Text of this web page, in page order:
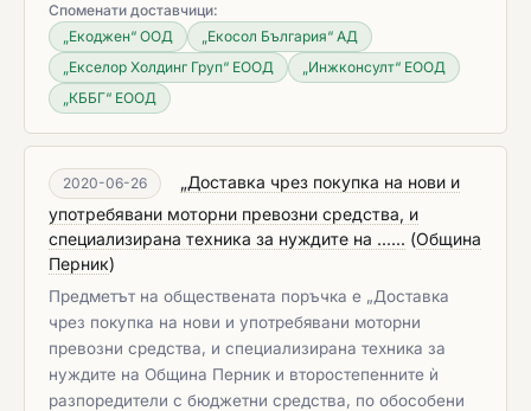
Споменати доставчици:
„Екоджен“ ООД
„Екосол България“ АД
„Екселор Холдинг Груп“ ЕООД
„Инжконсулт“ ЕООД
„КББГ“ ЕООД
2020-06-26
„Доставка чрез покупка на нови и
употребявани моторни превозни средства, и
специализирана техника за нуждите на ...... (Община
Перник)
Предметът на обществената поръчка е „Доставка
чрез покупка на нови и употребявани моторни
превозни средства, и специализирана техника за
нуждите на Община Перник и второстепенните ѝ
разпоредители с бюджетни средства, по обособени